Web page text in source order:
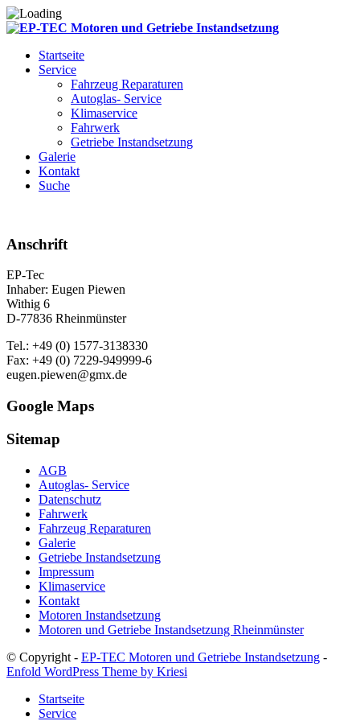
Startseite
Service
Fahrzeug Reparaturen
Autoglas- Service
Klimaservice
Fahrwerk
Getriebe Instandsetzung
Galerie
Kontakt
Suche
Anschrift
EP-Tec
Inhaber: Eugen Piewen
Withig 6
D-77836 Rheinmünster
Tel.: +49 (0) 1577-3138330
Fax: +49 (0) 7229-949999-6
eugen.piewen@gmx.de
Google Maps
Sitemap
AGB
Autoglas- Service
Datenschutz
Fahrwerk
Fahrzeug Reparaturen
Galerie
Getriebe Instandsetzung
Impressum
Klimaservice
Kontakt
Motoren Instandsetzung
Motoren und Getriebe Instandsetzung Rheinmünster
© Copyright - EP-TEC Motoren und Getriebe Instandsetzung -
Enfold WordPress Theme by Kriesi
Startseite
Service